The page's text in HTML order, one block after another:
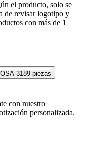
el producto, solo se
de revisar logotipo y
con más de 1
3189 piezas
con nuestro
personalizada.